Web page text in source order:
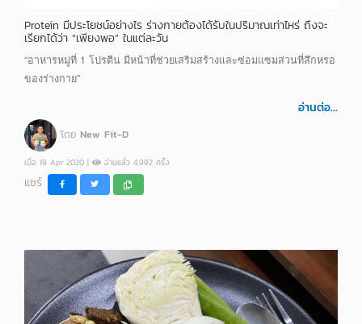
Protein มีประโยชน์อย่างไร ร่างกายต้องได้รับในปริมาณเท่าไหร่ ถึงจะ
เรียกได้ว่า “เพียงพอ” ในแต่ละวัน
“อาหารหมู่ที่ 1 โปรตีน มีหน้าที่ช่วยเสริมสร้างและซ่อมแซมส่วนที่สึกหรอ
ของร่างกาย”
อ่านต่อ...
โดย New Fit-D
เมื่อ 19 Apr 2020 | อ่านแล้ว 4,992 ครั้ง
แชร์